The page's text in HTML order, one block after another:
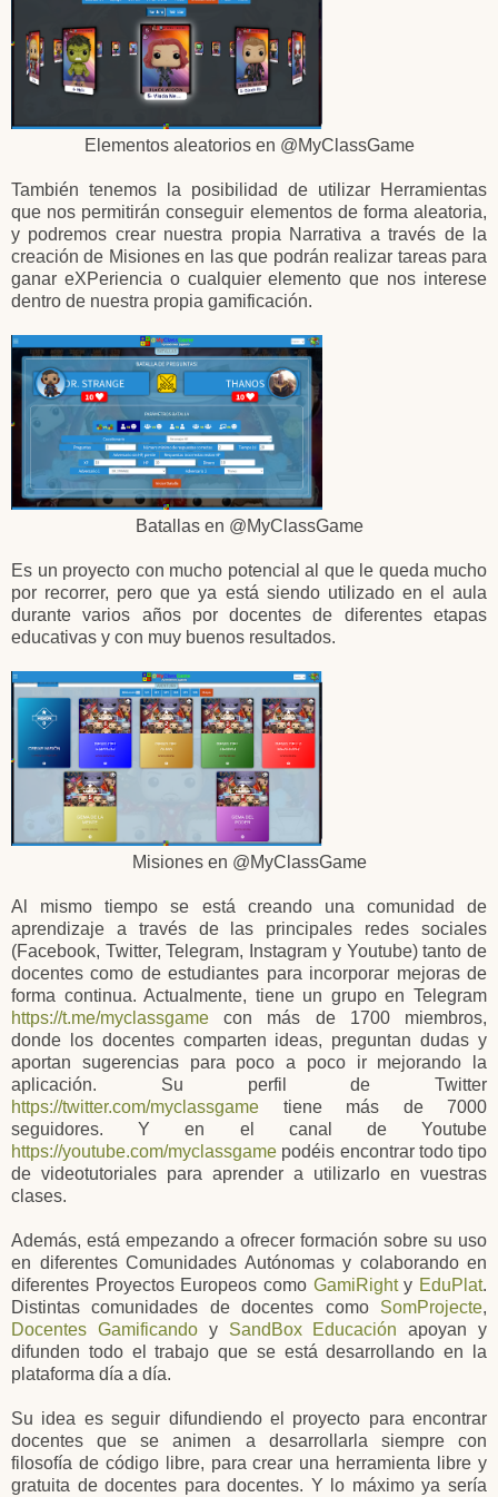
Elementos aleatorios en @MyClassGame
También tenemos la posibilidad de utilizar Herramientas
que nos permitirán conseguir elementos de forma aleatoria,
y podremos crear nuestra propia Narrativa a través de la
creación de Misiones en las que podrán realizar tareas para
ganar eXPeriencia o cualquier elemento que nos interese
dentro de nuestra propia gamificación.
Batallas en @MyClassGame
Es un proyecto con mucho potencial al que le queda mucho
por recorrer, pero que ya está siendo utilizado en el aula
durante varios años por docentes de diferentes etapas
educativas y con muy buenos resultados.
Misiones en @MyClassGame
Al mismo tiempo se está creando una comunidad de
aprendizaje a través de las principales redes sociales
(Facebook, Twitter, Telegram, Instagram y Youtube) tanto de
docentes como de estudiantes para incorporar mejoras de
forma continua. Actualmente, tiene un grupo en Telegram
https://t.me/myclassgame con más de 1700 miembros,
donde los docentes comparten ideas, preguntan dudas y
aportan sugerencias para poco a poco ir mejorando la
aplicación. Su perfil de Twitter
https://twitter.com/myclassgame tiene más de 7000
seguidores. Y en el canal de Youtube
https://youtube.com/myclassgame podéis encontrar todo tipo
de videotutoriales para aprender a utilizarlo en vuestras
clases.
Además, está empezando a ofrecer formación sobre su uso
en diferentes Comunidades Autónomas y colaborando en
diferentes Proyectos Europeos como GamiRighty EduPlat.
Distintas comunidades de docentes como SomProjecte,
Docentes Gamificandoy SandBox Educación apoyan y
difunden todo el trabajo que se está desarrollando en la
plataforma día a día.
Su idea es seguir difundiendo el proyecto para encontrar
docentes que se animen a desarrollarla siempre con
filosofía de código libre, para crear una herramienta libre y
gratuita de docentes para docentes. Y lo máximo ya sería